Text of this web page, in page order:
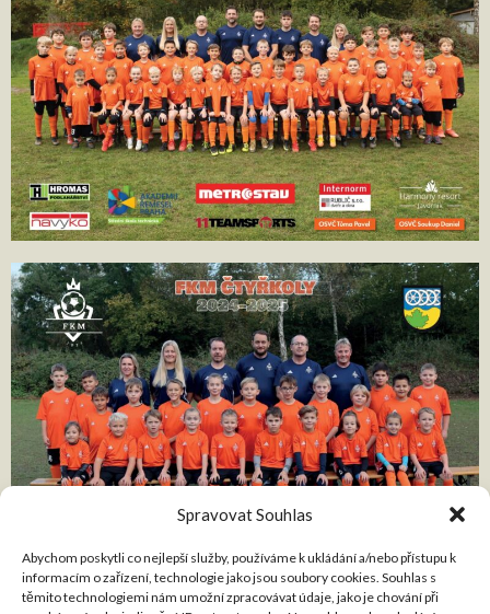
Spravovat Souhlas
Abychom poskytli co nejlepší služby, používáme k ukládání a/nebo přístupu k
informacím o zařízení, technologie jako jsou soubory cookies. Souhlas s
těmito technologiemi nám umožní zpracovávat údaje, jako je chování při